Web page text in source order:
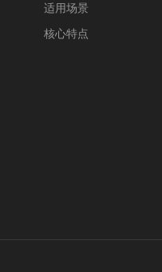
适用场景
核心特点